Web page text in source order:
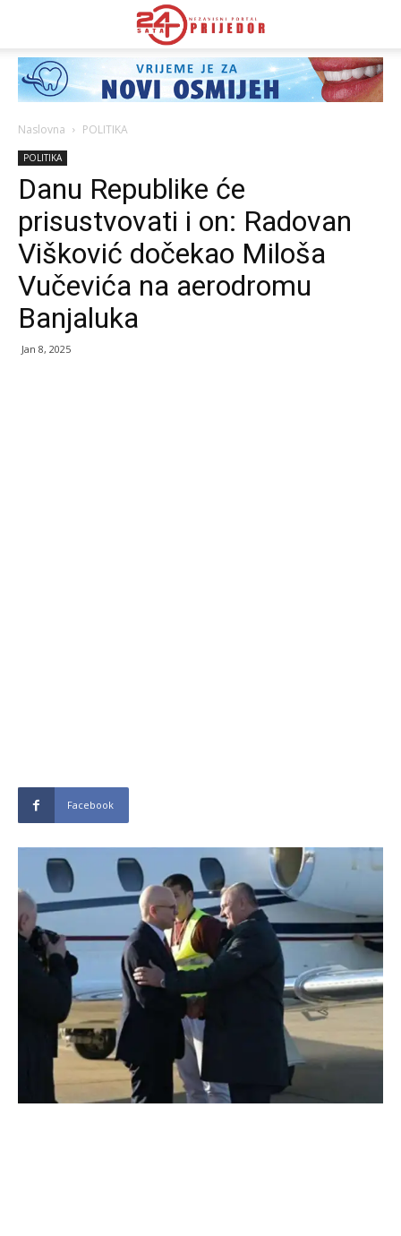
Naslovna POLITIKA
POLITIKA
Danu Republike će
prisustvovati i on: Radovan
Višković dočekao Miloša
Vučevića na aerodromu
Banjaluka
Jan 8, 2025
Facebook